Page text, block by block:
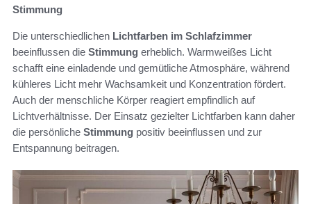
Stimmung
Die unterschiedlichen Lichtfarben im Schlafzimmer
beeinflussen die Stimmung erheblich. Warmweißes Licht
schafft eine einladende und gemütliche Atmosphäre, während
kühleres Licht mehr Wachsamkeit und Konzentration fördert.
Auch der menschliche Körper reagiert empfindlich auf
Lichtverhältnisse. Der Einsatz gezielter Lichtfarben kann daher
die persönliche Stimmung positiv beeinflussen und zur
Entspannung beitragen.